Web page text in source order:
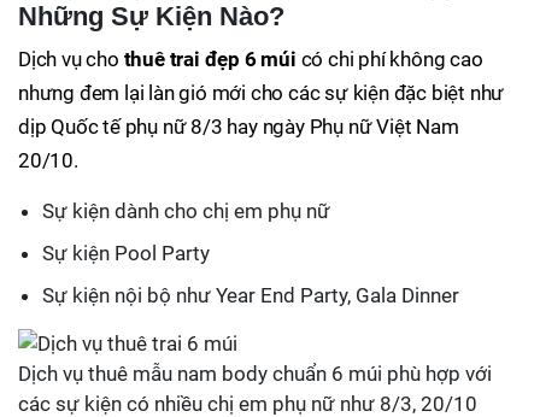
Những Sự Kiện Nào?
Dịch vụ cho thuê trai đẹp 6 múi có chi phí không cao
nhưng đem lại làn gió mới cho các sự kiện đặc biệt như
dịp Quốc tế phụ nữ 8/3 hay ngày Phụ nữ Việt Nam
20/10.
Sự kiện dành cho chị em phụ nữ
Sự kiện Pool Party
Sự kiện nội bộ như Year End Party, Gala Dinner
Dịch vụ thuê mẫu nam body chuẩn 6 múi phù hợp với
các sự kiện có nhiều chị em phụ nữ như 8/3, 20/10